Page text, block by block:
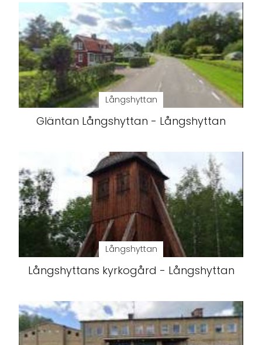
Långshyttan
Gläntan Långshyttan - Långshyttan
Långshyttan
Långshyttans kyrkogård - Långshyttan